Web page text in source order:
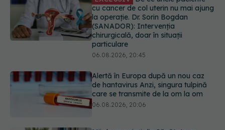
la operație. Dr. Sorin Bogdan
(SANADOR): Intervenția
chirurgicală, doar în situații
particulare
06.08.2026, 20:45
Alertă în Europa după un nou caz
care se transmite de la om la om
06.08.2026, 20:06